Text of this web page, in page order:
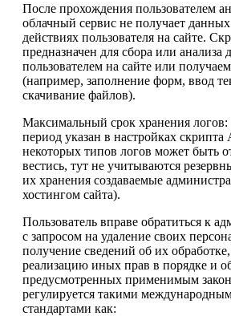
После прохождения пользователем
облачный сервис не получает
действиях пользователя на сайте.
предназначен для сбора или
пользователем на сайте или
(например, заполнение форм, ввод
скачивание файлов).
Максимальный срок хранения логов:
период указан в настройках
некоторых типов логов может быть
вестись, тут не учитываются
их хранения создаваемые
хостингом сайта).
Пользователь вправе обратиться к
с запросом на удаление своих
получение сведений об их
реализацию иных прав в порядке и
предусмотренных применимым
регулируется такими
стандартами как: